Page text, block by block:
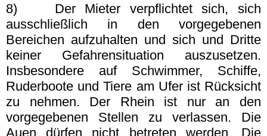
8) Der Mieter verpflichtet sich, sich
ausschließlich in den vorgegebenen
Bereichen aufzuhalten und sich und Dritte
keiner Gefahrensituation auszusetzen.
Insbesondere auf Schwimmer, Schiffe,
Ruderboote und Tiere am Ufer ist Rücksicht
zu nehmen. Der Rhein ist nur an den
vorgegebenen Stellen zu verlassen. Die
Auen dürfen nicht betreten werden. Die